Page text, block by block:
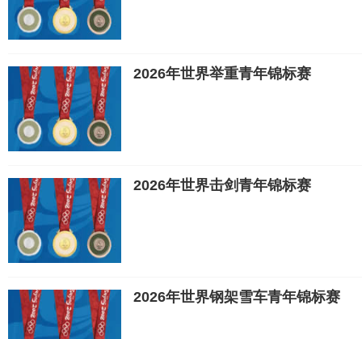
2026年世界举重青年锦标赛
2026年世界击剑青年锦标赛
2026年世界钢架雪车青年锦标赛